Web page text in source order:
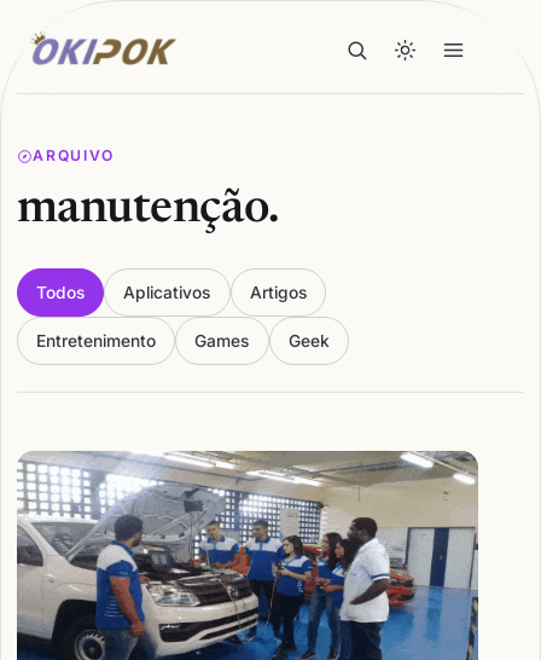
ARQUIVO
manutenção.
Todos Aplicativos Artigos
Entretenimento Games Geek
Articles